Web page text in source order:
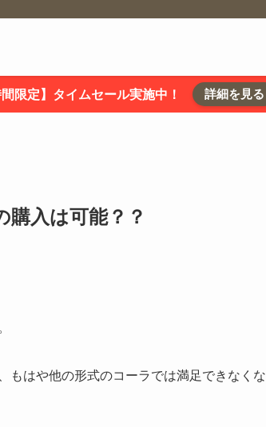
限定】タイムセール実施中！ 詳細を見る
入は可能？？
もはや他の形式のコーラでは満足できなくな